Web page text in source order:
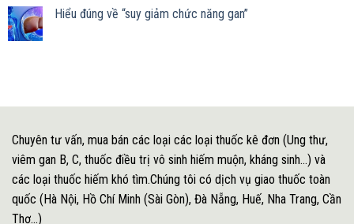
Hiểu đúng về “suy giảm chức năng gan”
Chuyên tư vấn, mua bán các loại các loại thuốc kê đơn (Ung thư,
viêm gan B, C, thuốc điều trị vô sinh hiếm muộn, kháng sinh...) và
các loại thuốc hiếm khó tìm.Chúng tôi có dịch vụ giao thuốc toàn
quốc (Hà Nội, Hồ Chí Minh (Sài Gòn), Đà Nẵng, Huế, Nha Trang, Cần
Thơ...)